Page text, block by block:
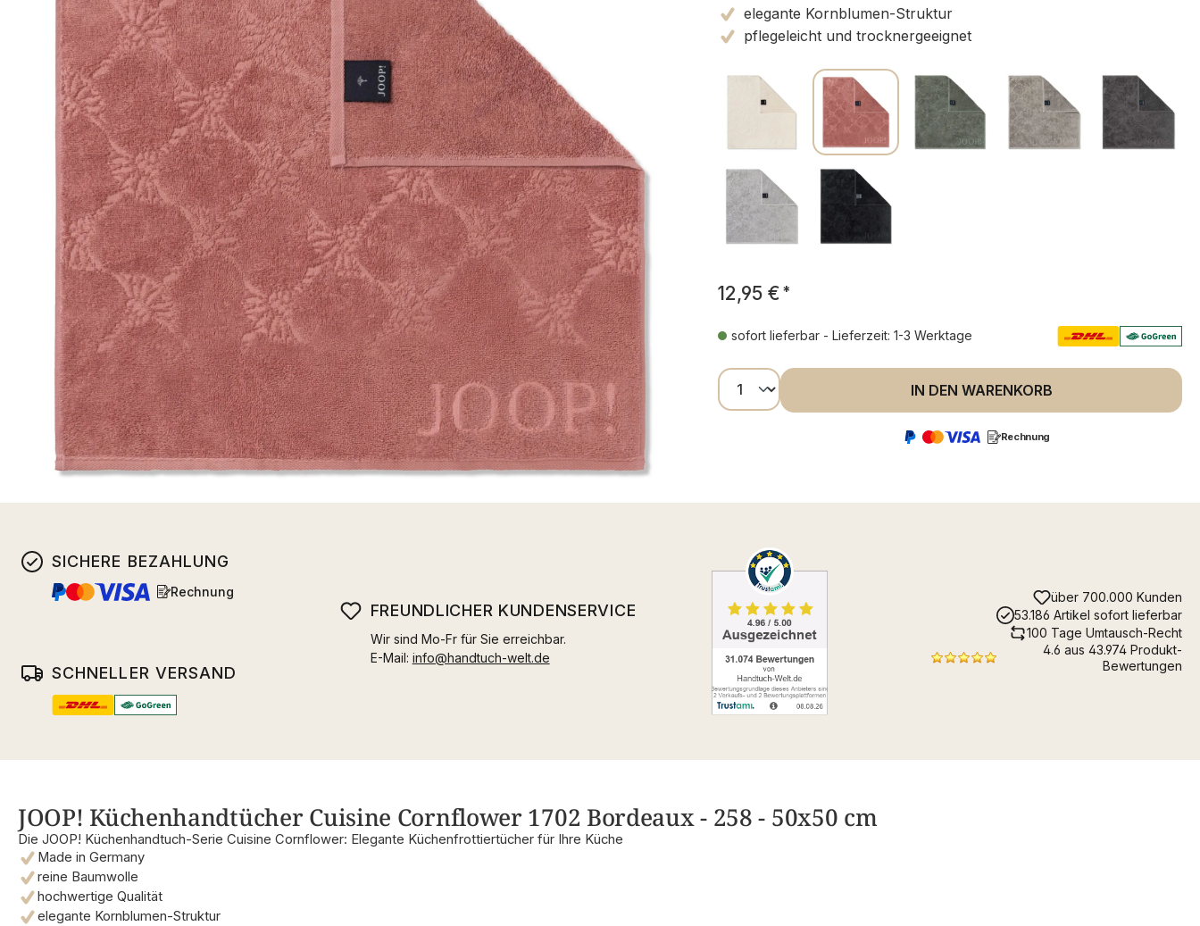
elegante Kornblumen-Struktur
pflegeleicht und trocknergeeignet
12,95 € *
sofort lieferbar - Lieferzeit: 1-3 Werktage
Produkt Anzahl: Gib den gewünschten Wert
IN DEN WARENKORB
Rechnung
SICHERE BEZAHLUNG
Rechnung
SCHNELLER VERSAND
FREUNDLICHER KUNDENSERVICE
Wir sind Mo-Fr für Sie erreichbar.
E-Mail: info@handtuch-welt.de
über 700.000 Kunden
53.186 Artikel sofort lieferbar
100 Tage Umtausch-Recht
4.6 aus 43.974 Produkt-
Bewertungen
JOOP! Küchenhandtücher Cuisine Cornflower 1702 Bordeaux - 258 - 50x50 cm
Die JOOP! Küchenhandtuch-Serie Cuisine Cornflower: Elegante Küchenfrottiertücher für Ihre Küche
Made in Germany
reine Baumwolle
hochwertige Qualität
elegante Kornblumen-Struktur